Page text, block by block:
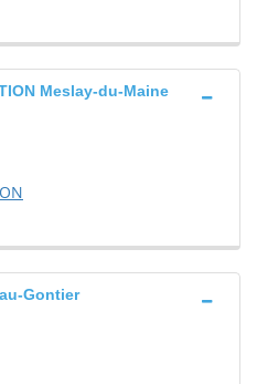
Meslay-du-Maine
Gontier